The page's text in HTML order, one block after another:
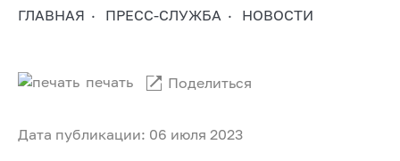
ГЛАВНАЯ ПРЕСС-СЛУЖБА НОВОСТИ
Дата публикации: 06 июля 2023
печать Поделиться